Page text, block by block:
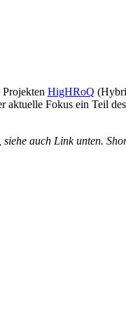
HigHRoQ
aktuelle Fokus ein Teil
, siehe auch Link unten.